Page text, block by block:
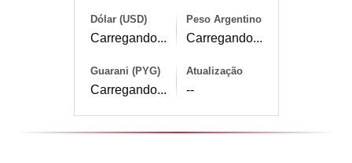
Dólar (USD)
Carregando...
Peso Argentino
Carregando...
Guarani (PYG)
Carregando...
Atualização
--